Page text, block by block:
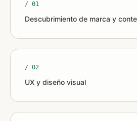
/ 01
Descubrimiento de marca y
/ 02
UX y diseño visual